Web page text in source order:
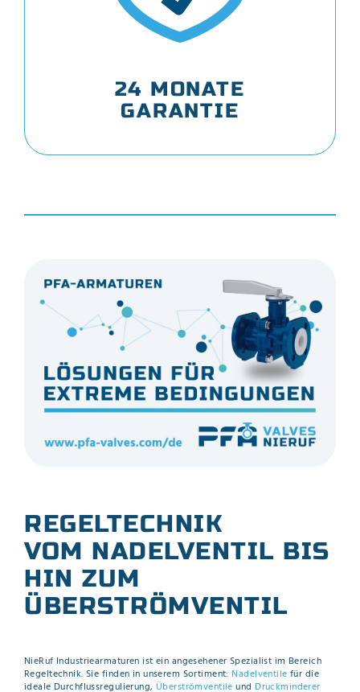
24 MONATE
GARANTIE
REGELTECHNIK
VOM NADELVENTIL BIS
HIN ZUM
ÜBERSTRÖMVENTIL
NieRuf Industriearmaturen ist ein angesehener Spezialist im Bereich
Regeltechnik. Sie finden in unserem Sortiment: Nadelventile für die
ideale Durchflussregulierung, Überströmventile und Druckminderer